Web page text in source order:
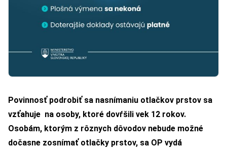
Povinnosť podrobiť sa nasnímaniu otlačkov prstov sa
vzťahuje na osoby, ktoré dovŕšili vek 12 rokov.
Osobám, ktorým z rôznych dôvodov nebude možné
dočasne zosnímať otlačky prstov, sa OP vydá